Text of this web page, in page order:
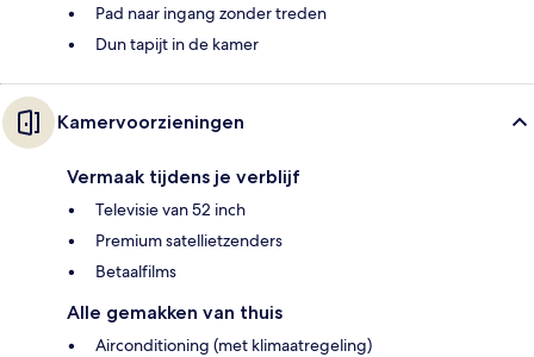
Pad naar ingang zonder treden
Dun tapijt in de kamer
Kamervoorzieningen
Vermaak tijdens je verblijf
Televisie van 52 inch
Premium satellietzenders
Betaalfilms
Alle gemakken van thuis
Airconditioning (met klimaatregeling)